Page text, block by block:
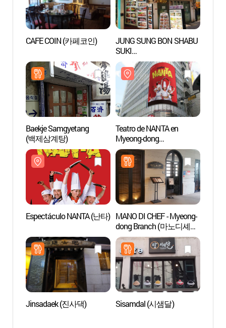
CAFE COIN (카페코인)
JUNG SUNG BON SHABU
SUKI
(정성본샤브수끼칼국수)
Baekje Samgyetang
(백제삼계탕)
Teatro de NANTA en
Myeong-dong
(명동난타극장)
Espectáculo NANTA (난타) MANO DI CHEF - Myeong-
dong Branch (마노디셰프
명동)
Jinsadaek (진사댁) Sisamdal (시샘달)